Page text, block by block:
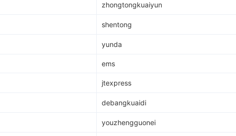
zhongtongkuaiyun
shentong
yunda
ems
jtexpress
debangkuaidi
youzhengguonei